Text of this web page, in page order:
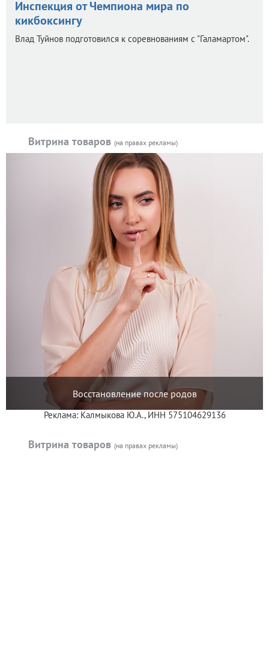
Инспекция от Чемпиона мира по
кикбоксингу
Влад Туйнов подготовился к соревнованиям с "Галамартом".
Витрина товаров (на правах рекламы)
Восстановление после родов
Реклама: Калмыкова Ю.А., ИНН 575104629136
Витрина товаров (на правах рекламы)